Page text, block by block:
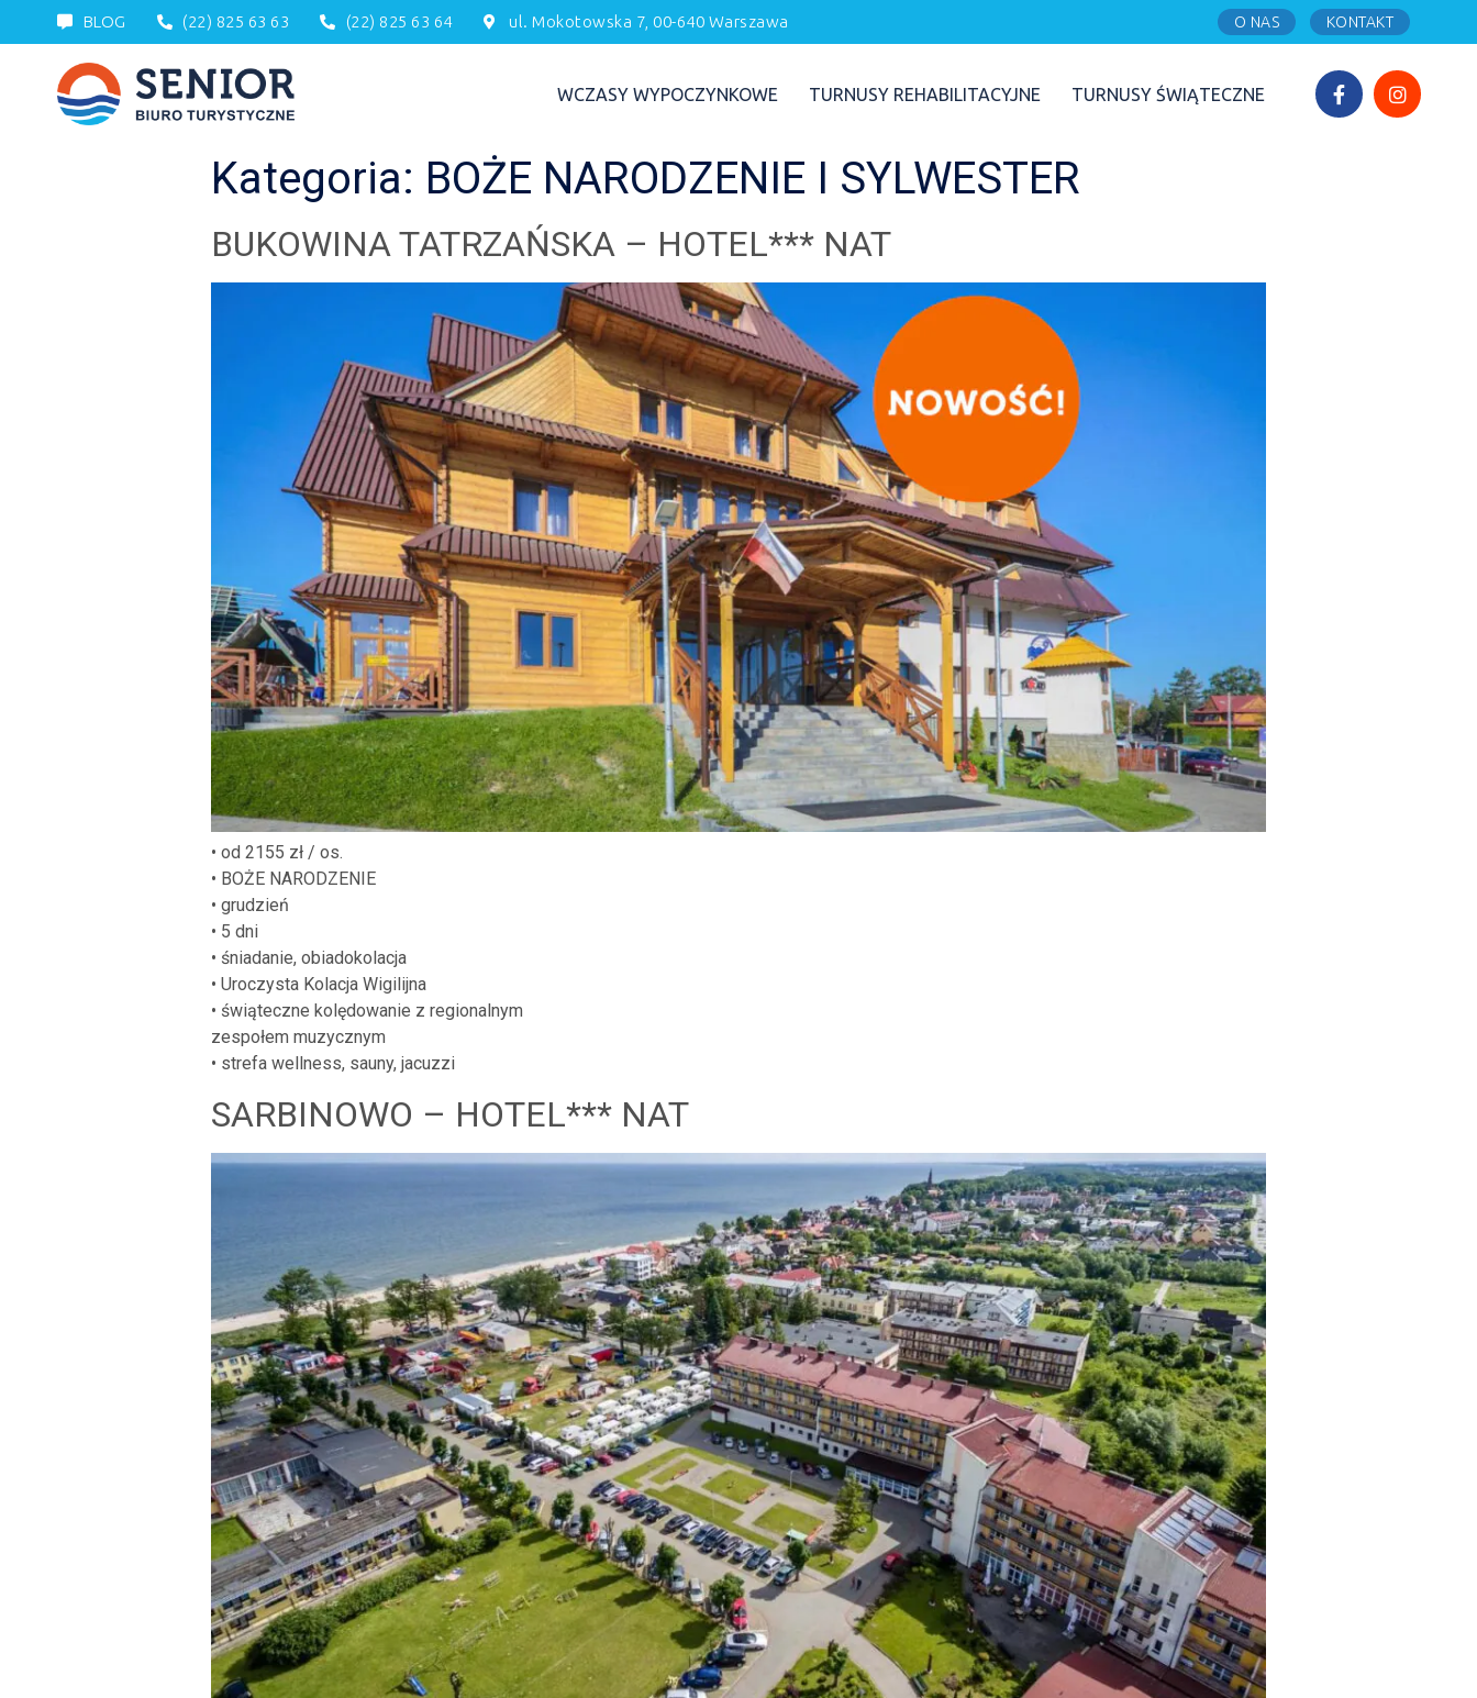
BLOG (22) 825 63 63 (22) 825 63 64 ul. Mokotowska 7, 00-640 Warszawa O NAS KONTAKT
WCZASY WYPOCZYNKOWE TURNUSY REHABILITACYJNE TURNUSY ŚWIĄTECZNE
Kategoria: BOŻE NARODZENIE I SYLWESTER
BUKOWINA TATRZAŃSKA – HOTEL*** NAT
• od 2155 zł / os.
• BOŻE NARODZENIE
• grudzień
• 5 dni
• śniadanie, obiadokolacja
• Uroczysta Kolacja Wigilijna
• świąteczne kolędowanie z regionalnym
zespołem muzycznym
• strefa wellness, sauny, jacuzzi
SARBINOWO – HOTEL*** NAT